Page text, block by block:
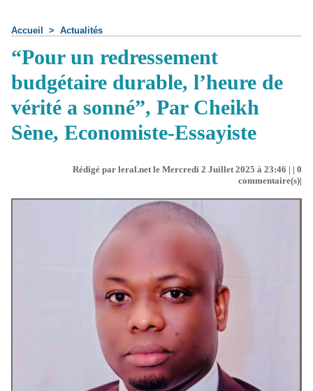
Accueil > Actualités
“Pour un redressement
budgétaire durable, l’heure de
vérité a sonné”, Par Cheikh
Sène, Economiste-Essayiste
Rédigé par leral.net le Mercredi 2 Juillet 2025 à 23:46 | | 0
commentaire(s)|